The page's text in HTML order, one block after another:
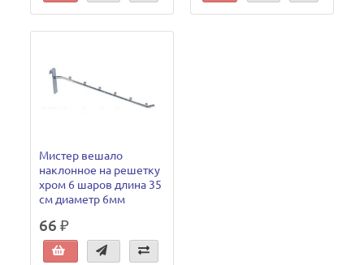
Мистер вешало
наклонное на решетку
хром 6 шаров длина 35
см диаметр 6мм
66 ₽